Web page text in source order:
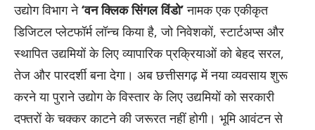
उद्योग विभाग ने‘वन क्लिक सिंगल विंडो’नामक एक एकीकृत
डिजिटल प्लेटफॉर्म लॉन्च किया है, जो निवेशकों, स्टार्टअप्स और
स्थापित उद्यमियों के लिए व्यापारिक प्रक्रियाओं को बेहद सरल,
तेज और पारदर्शी बना देगा। अब छत्तीसगढ़ में नया व्यवसाय शुरू
करने या पुराने उद्योग के विस्तार के लिए उद्यमियों को सरकारी
दफ्तरों के चक्कर काटने की जरूरत नहीं होगी। भूमि आवंटन से